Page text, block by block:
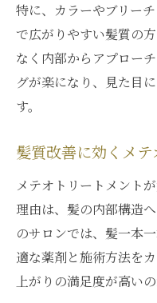
すめ
メテオトリー
艶髪
艶髪効果が長
しっとり髪へ
メテオトリー
ント
髪にやさし
銀座で髪悩みを解
特に、カラーやブリー
で広がりやすい髪質の
なく内部からアプロー
グが楽になり、見た目
す。
髪質改善に効くメ
メテオトリートメント
理由は、髪の内部構造
のサロンでは、髪一本
適な薬剤と施術方法を
上がりの満足度が高いの